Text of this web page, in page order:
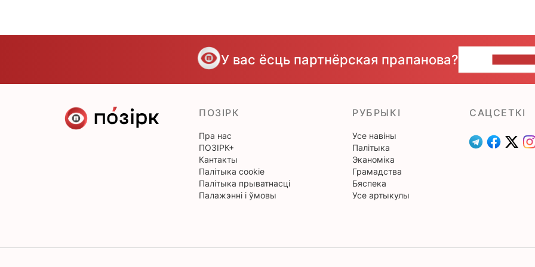
У вас ёсць партнёрская прапанова?
ПОЗІРК
Пра нас
ПОЗІРК+
Кантакты
Палітыка cookie
Палітыка прыватнасці
Палажэнні і ўмовы
РУБРЫКІ
Усе навіны
Палітыка
Эканоміка
Грамадства
Бяспека
Усе артыкулы
САЦСЕТКІ